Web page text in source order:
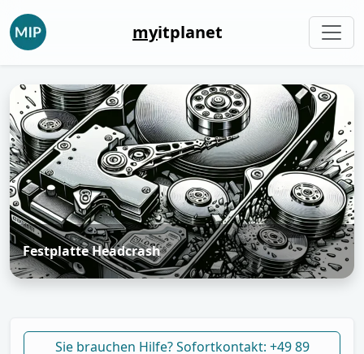
myitplanet
Festplatte Headcrash
Sie brauchen Hilfe? Sofortkontakt: +49 89